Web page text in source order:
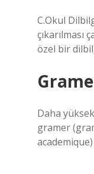
C.Okul
özel bir
Daha
gramer